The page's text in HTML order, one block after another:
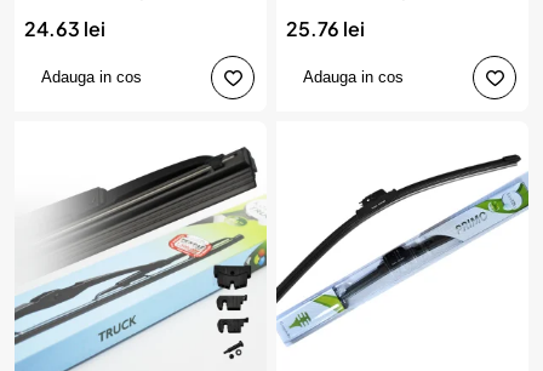
24.63 lei
Adauga in cos
25.76 lei
Adauga in cos